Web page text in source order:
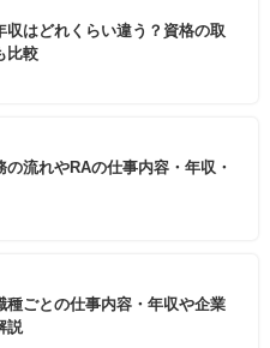
収はどれくらい違う？資格の取
比較
流れやRAの仕事内容・年収・
種ごとの仕事内容・年収や企業
説